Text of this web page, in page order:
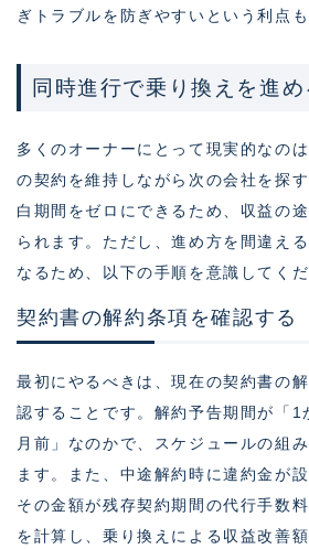
ぎトラブルを防ぎやすいという利点も
同時進行で乗り換えを進
多くのオーナーにとって現実的なの
の契約を維持しながら次の会社を探
白期間をゼロにできるため、収益の
られます。ただし、進め方を間違え
なるため、以下の手順を意識してくだ
契約書の解約条項を確認する
最初にやるべきは、現在の契約書の
認することです。解約予告期間が「1
月前」なのかで、スケジュールの組
ます。また、中途解約時に違約金が
その金額が残存契約期間の代行手数
を計算し、乗り換えによる収益改善